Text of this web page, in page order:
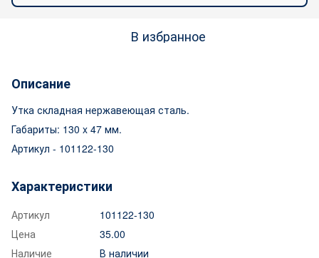
В избранное
Описание
Утка складная нержавеющая сталь.
Габариты: 130 x 47 мм.
Артикул - 101122-130
Характеристики
Артикул
101122-130
Цена
35.00
Наличие
В наличии